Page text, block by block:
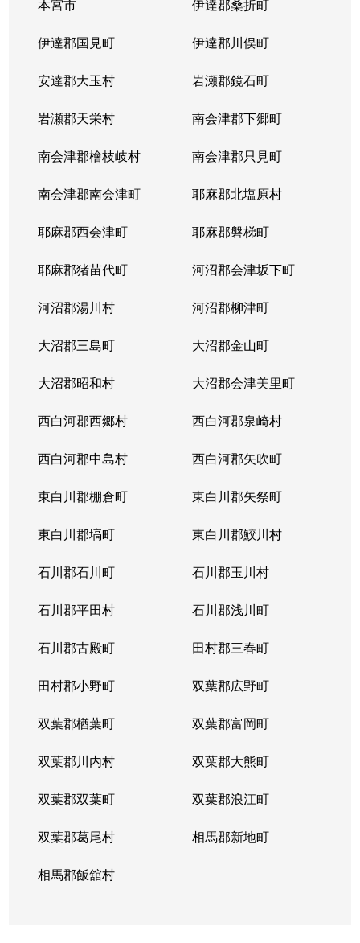
本宮市 伊達郡桑折町
伊達郡国見町 伊達郡川俣町
安達郡大玉村 岩瀬郡鏡石町
岩瀬郡天栄村 南会津郡下郷町
南会津郡檜枝岐村 南会津郡只見町
南会津郡南会津町 耶麻郡北塩原村
耶麻郡西会津町 耶麻郡磐梯町
耶麻郡猪苗代町 河沼郡会津坂下町
河沼郡湯川村 河沼郡柳津町
大沼郡三島町 大沼郡金山町
大沼郡昭和村 大沼郡会津美里町
西白河郡西郷村 西白河郡泉崎村
西白河郡中島村 西白河郡矢吹町
東白川郡棚倉町 東白川郡矢祭町
東白川郡塙町 東白川郡鮫川村
石川郡石川町 石川郡玉川村
石川郡平田村 石川郡浅川町
石川郡古殿町 田村郡三春町
田村郡小野町 双葉郡広野町
双葉郡楢葉町 双葉郡富岡町
双葉郡川内村 双葉郡大熊町
双葉郡双葉町 双葉郡浪江町
双葉郡葛尾村 相馬郡新地町
相馬郡飯舘村